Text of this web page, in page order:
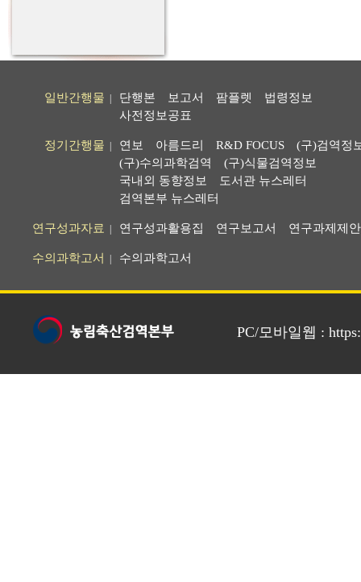
일반간행물 단행본 보고서 팜플렛
법령정보
사전정보공표
정기간행물 연보 아름드리 R&D FOCUS
(구)검역정
(구)수의과학검역
(구)식물검역정보
국내외 동향정보
도서관 뉴스레터
검역본부 뉴스레터
연구성과자료 연구성과활용집 연구보고서 연구과제제
수의과학고서 수의과학고서
PC/모바일웹 :